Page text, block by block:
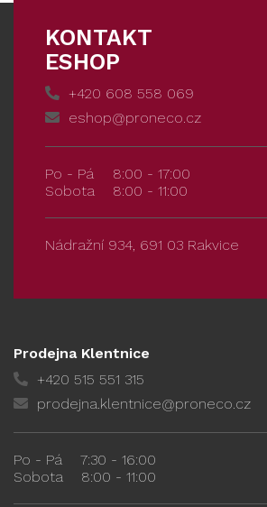
KONTAKT
ESHOP
+420 608 558 069
eshop@proneco.cz
Po - Pá
8:00 - 17:00
Sobota
8:00 - 11:00
Nádražní 934, 691 03 Rakvice
Prodejna Klentnice
+420 515 551 315
prodejna.klentnice@proneco.cz
Po - Pá
7:30 - 16:00
Sobota
8:00 - 11:00